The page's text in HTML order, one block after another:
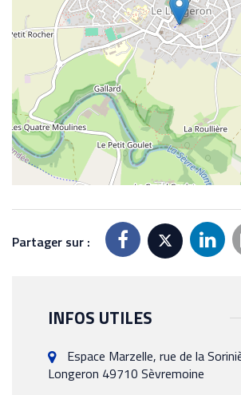
Partager sur :
INFOS UTILES
Espace Marzelle, rue de la
Longeron 49710 Sèvremoine